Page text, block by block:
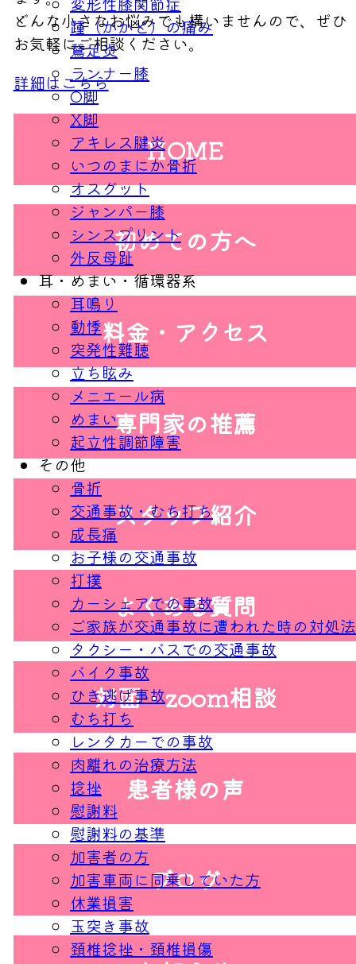
踵（かかと）の痛み
鵞足炎
ランナー膝
O脚
X脚
アキレス腱炎
いつのまにか骨折
オスグット
ジャンパー膝
シンスプリント
外反母趾
耳・めまい・循環器系
耳鳴り
動悸
突発性難聴
立ち眩み
メニエール病
めまい
起立性調節障害
その他
骨折
交通事故・むち打ち
成長痛
お子様の交通事故
打撲
カーシェアでの事故
ご家族が交通事故に遭われた時の対処法
タクシー・バスでの交通事故
バイク事故
ひき逃げ事故
むち打ち
レンタカーでの事故
肉離れの治療方法
捻挫
慰謝料
慰謝料の基準
加害者の方
加害車両に同乗していた方
休業損害
玉突き事故
頚椎捻挫・頚椎損傷
どんな小さなお悩みでも構いませんので、ぜひ
お気軽にご相談ください。
詳細はこちら
HOME
初めての方へ
料金・アクセス
専門家の推薦
スタッフ紹介
よくある質問
対面・zoom相談
患者様の声
ブログ